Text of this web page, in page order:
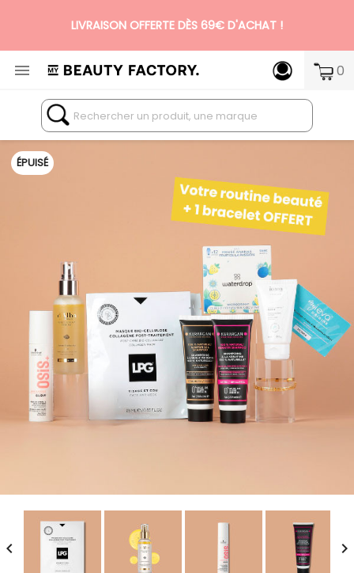
N°1 DES BOX BEAUTÉ PREMIUM SANS ENGAGEMENT
 0
ÉPUISÉ

